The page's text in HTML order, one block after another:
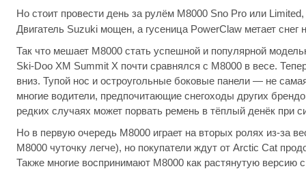
Но стоит провести день за рулём M8000 Sno Pro или
Двигатель Suzuki мощен, а гусеница PowerClaw метает снег
Так что мешает M8000 стать успешной и популярной
Ski-Doo XM Summit X почти сравнялся с M8000 в весе.
вниз. Тупой нос и остроугольные боковые панели — не
многие водители, предпочитающие снегоходы других
редких случаях может порвать ремень в тёплый денёк при
Но в первую очередь M8000 играет на вторых ролях из-за
M8000 чуточку легче), но покупатели ждут от Arctic Cat
Также многие воспринимают M8000 как растянутую версию